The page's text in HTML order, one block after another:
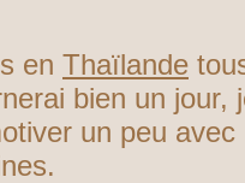
en Thaïlande
bien un jour,
un peu